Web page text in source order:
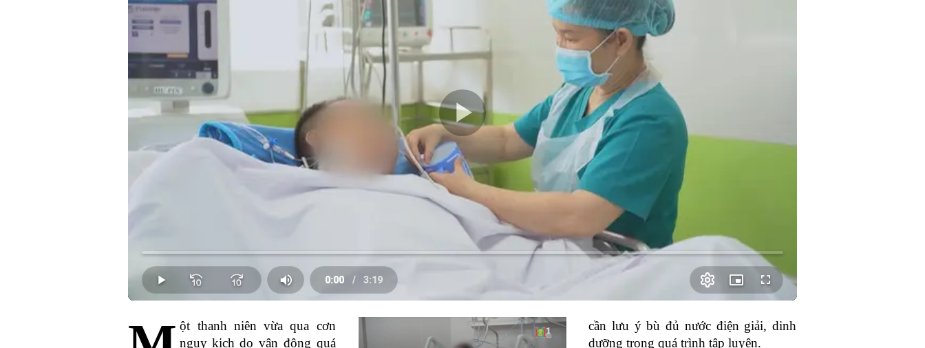
Play
Video
Loaded:
0.00%
Play Mute
Current
Time
0:00
/
Duration
3:19
Picture-
in-
Fullscreen
ột thanh niên vừaqua cơn
nguy kịch do vận động quá
cần lưu ý bù đủ nước điện giải, dinh
dưỡng trong quá trình tập luyện.